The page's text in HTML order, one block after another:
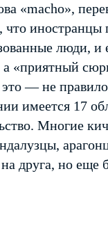
«macho»,
что
люди, и
«приятный
это — не
имеется 17
Многие
друга, но еще